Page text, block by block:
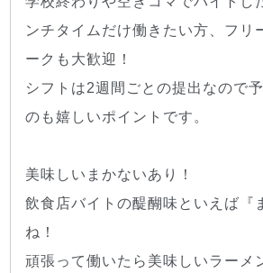
ンチタイムだけ働きたい方、フリ
ークも大歓迎！
シフトは2週間ごとの提出なので
のも嬉しいポイントです。
美味しいまかないあり！
飲食店バイトの醍醐味といえば『
ね！
頑張って働いたら美味しいラーメ